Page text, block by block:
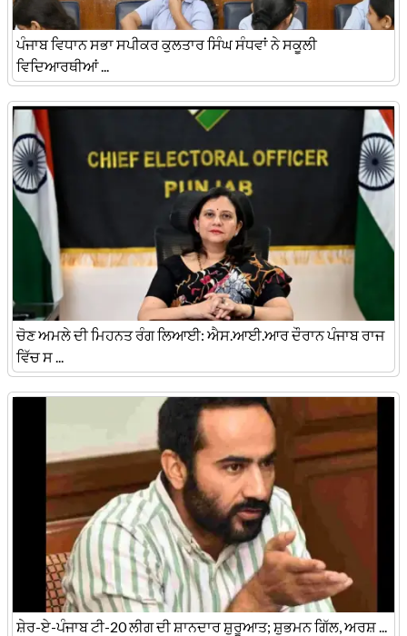
ਪੰਜਾਬ ਵਿਧਾਨ ਸਭਾ ਸਪੀਕਰ ਕੁਲਤਾਰ ਸਿੰਘ ਸੰਧਵਾਂ ਨੇ ਸਕੂਲੀ
ਵਿਦਿਆਰਥੀਆਂ ...
ਚੋਣ ਅਮਲੇ ਦੀ ਮਿਹਨਤ ਰੰਗ ਲਿਆਈ: ਐਸ.ਆਈ.ਆਰ ਦੌਰਾਨ ਪੰਜਾਬ ਰਾਜ
ਵਿੱਚ ਸ ...
ਸ਼ੇਰ-ਏ-ਪੰਜਾਬ ਟੀ-20 ਲੀਗ ਦੀ ਸ਼ਾਨਦਾਰ ਸ਼ੁਰੂਆਤ; ਸ਼ੁਭਮਨ ਗਿੱਲ, ਅਰਸ਼ ...